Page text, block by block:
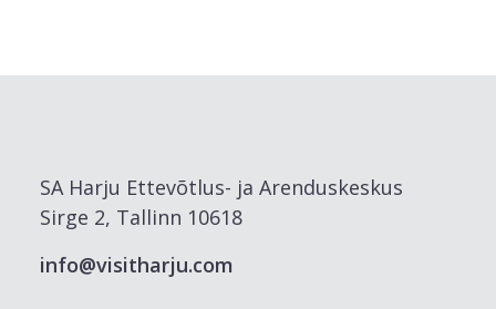
SA Harju Ettevõtlus- ja Arenduskeskus
Sirge 2, Tallinn 10618
info@visitharju.com